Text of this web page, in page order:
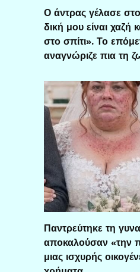
Ο άντρας γέλασε
δική μου είναι χαζή
στο σπίτι». Το
αναγνώριζε πια τη
Παντρεύτηκε τη
αποκαλούσαν «την
μιας ισχυρής